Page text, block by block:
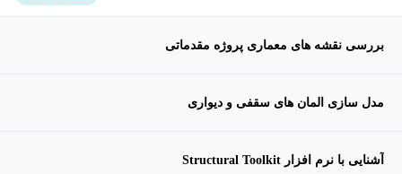
بررسی نقشه های معماری پروژه مقدماتی
مدل سازی المان های سقفی و دیواری
آشنایی با نرم افزار Structural Toolkit